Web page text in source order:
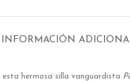
INFORMACIÓN
hermosa silla vanguardista